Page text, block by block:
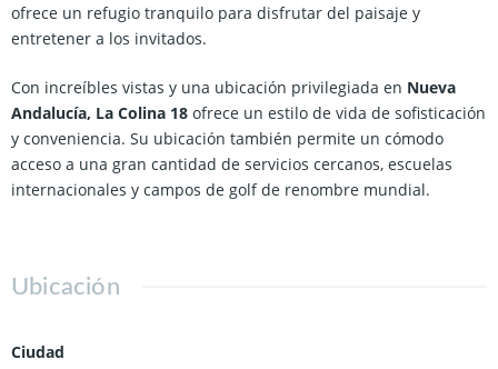
ofrece un refugio tranquilo para disfrutar del paisaje y
entretener a los invitados.
Con increíbles vistas y una ubicación privilegiada en Nueva
Andalucía, La Colina 18 ofrece un estilo de vida de sofisticación
y conveniencia. Su ubicación también permite un cómodo
acceso a una gran cantidad de servicios cercanos, escuelas
internacionales y campos de golf de renombre mundial.
Ubicación
Ciudad